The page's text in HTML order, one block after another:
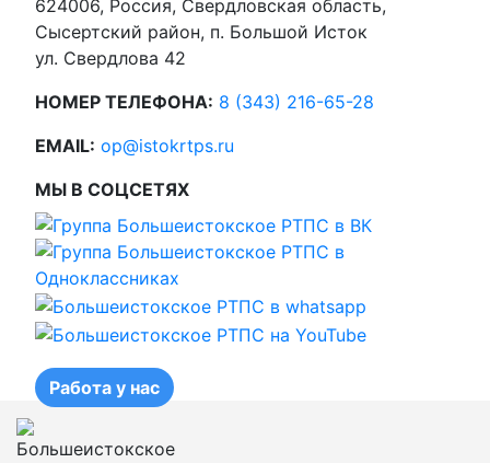
624006, Россия, Свердловская область,
Сысертский район, п. Большой Исток
ул. Свердлова 42
НОМЕР ТЕЛЕФОНА: 8 (343) 216-65-28
EMAIL: op@istokrtps.ru
МЫ В СОЦСЕТЯХ
Работа у нас